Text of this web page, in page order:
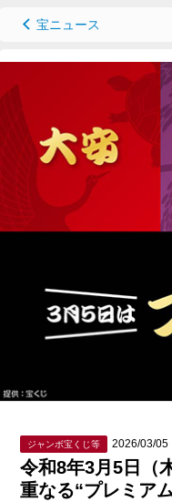
ネット購入トップ
ロト7
ロト6
ミニロト
ナンバーズ4
ネット購入が初めての方へ
宝くじ商品のご案内トップ
ジャンボ宝くじ等の普通くじ
スクラッチ
ロト
ビンゴ5
クイックワン
宝ニュース
ジャンボ宝くじ等 2026/03/05
令和8年3月5日（
重なる“プレミア